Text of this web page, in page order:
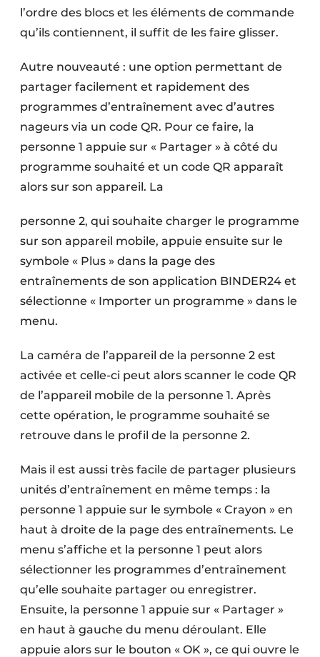
l’ordre des blocs et les éléments de commande
qu’ils contiennent, il suffit de les faire glisser.
Autre nouveauté : une option permettant de
partager facilement et rapidement des
programmes d’entraînement avec d’autres
nageurs via un code QR. Pour ce faire, la
personne 1 appuie sur « Partager » à côté du
programme souhaité et un code QR apparaît
alors sur son appareil. La
personne 2, qui souhaite charger le programme
sur son appareil mobile, appuie ensuite sur le
symbole « Plus » dans la page des
entraînements de son application BINDER24 et
sélectionne « Importer un programme » dans le
menu.
La caméra de l’appareil de la personne 2 est
activée et celle-ci peut alors scanner le code QR
de l’appareil mobile de la personne 1. Après
cette opération, le programme souhaité se
retrouve dans le profil de la personne 2.
Mais il est aussi très facile de partager plusieurs
unités d’entraînement en même temps : la
personne 1 appuie sur le symbole « Crayon » en
haut à droite de la page des entraînements. Le
menu s’affiche et la personne 1 peut alors
sélectionner les programmes d’entraînement
qu’elle souhaite partager ou enregistrer.
Ensuite, la personne 1 appuie sur « Partager »
en haut à gauche du menu déroulant. Elle
appuie alors sur le bouton « OK », ce qui ouvre le